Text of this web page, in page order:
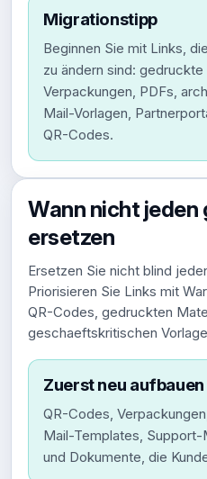
Migrationstipp
Beginnen Sie mit Links,
zu ändern sind: gedruckte
Verpackungen, PDFs,
Mail-Vorlagen,
QR-Codes.
Wann nicht jeden
ersetzen
Ersetzen Sie nicht blind
Priorisieren Sie Links mit
QR-Codes, gedruckten
geschaeftskritischen
Zuerst neu aufbauen
QR-Codes,
Mail-Templates,
und Dokumente, die